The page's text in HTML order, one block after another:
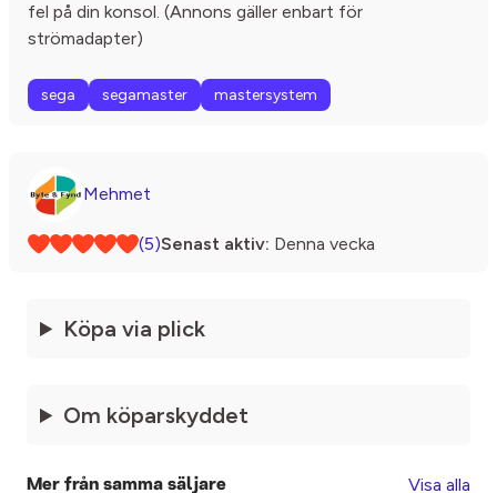
fel på din konsol. (Annons gäller enbart för
strömadapter)
sega segamaster mastersystem
Mehmet
(5)Senast aktiv: Denna vecka
Köpa via plick
Om köparskyddet
Mer från samma säljare Visa alla